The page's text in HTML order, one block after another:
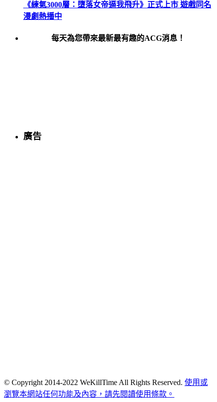
《練氣3000層：墮落女帝逼我飛升》正式上市 遊戲同名
漫劇熱播中
每天為您帶來最新最有趣的ACG消息！
廣告
© Copyright 2014-2022 WeKillTime All Rights Reserved. 使用或
瀏覽本網站任何功能及內容，請先閱讀使用條款。